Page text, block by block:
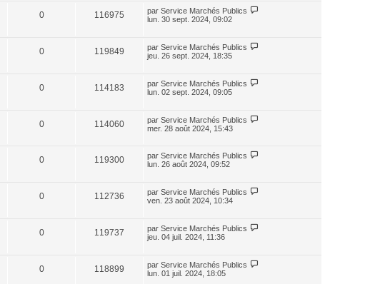
0 116975 par Service Marchés Publics
lun. 30 sept. 2024, 09:02
0 119849 par Service Marchés Publics
jeu. 26 sept. 2024, 18:35
0 114183 par Service Marchés Publics
lun. 02 sept. 2024, 09:05
0 114060 par Service Marchés Publics
mer. 28 août 2024, 15:43
0 119300 par Service Marchés Publics
lun. 26 août 2024, 09:52
0 112736 par Service Marchés Publics
ven. 23 août 2024, 10:34
0 119737 par Service Marchés Publics
jeu. 04 juil. 2024, 11:36
0 118899 par Service Marchés Publics
lun. 01 juil. 2024, 18:05